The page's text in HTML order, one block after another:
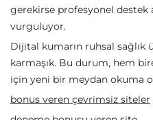
gerekirse profesyonel destek
vurguluyor.
Dijital kumarın ruhsal sağlık
karmaşık. Bu durum, hem
için yeni bir meydan okuma
bonus veren çevrimsiz siteler